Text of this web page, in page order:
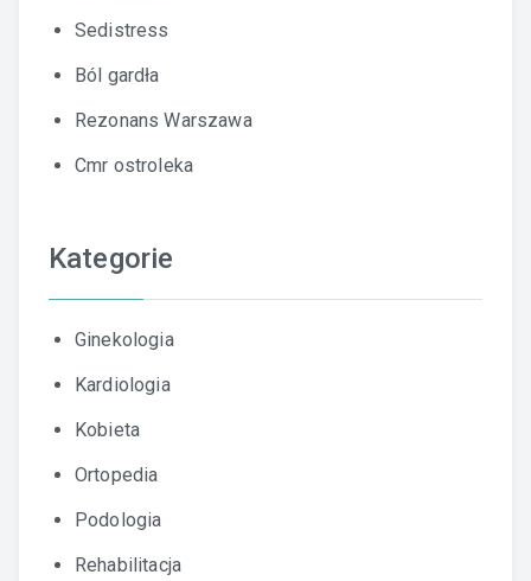
Sedistress
Ból gardła
Rezonans Warszawa
Cmr ostroleka
Kategorie
Ginekologia
Kardiologia
Kobieta
Ortopedia
Podologia
Rehabilitacja